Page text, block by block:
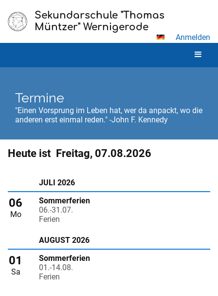
Sekundarschule "Thomas
Müntzer" Wernigerode
Anmelden
Termine
"Einen Vorsprung im Leben hat, wer da anpackt, wo die
anderen erst einmal reden." -John F. Kennedy
Termine
Heute ist Freitag, 07.08.2026
JULI 2026
06
Mo
Sommerferien
06.-31.07.
Ferien
AUGUST 2026
01
Sa
Sommerferien
01.-14.08.
Ferien